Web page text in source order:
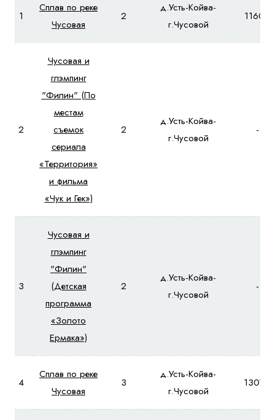
1
Сплав по реке
Чусовая
2
д.Усть-Койва-
г.Чусовой
11600
2
Чусовая и
глэмпинг
"Филин" (По
местам
съемок
сериала
«Территория»
и фильма
«Чук и Гек»)
2
д.Усть-Койва-
г.Чусовой
-
3
Чусовая и
глэмпинг
"Филин"
(Детская
программа
«Золото
Ермака»)
2
д.Усть-Койва-
г.Чусовой
-
4
Сплав по реке
Чусовая
3
д.Усть-Койва-
г.Чусовой
13070